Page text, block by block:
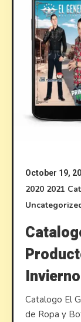
October 19,
2020 2021
Catalogo El
de Ropa y